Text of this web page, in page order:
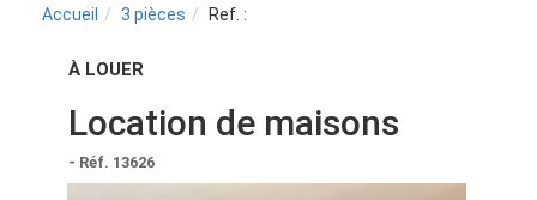
Accueil 3 pièces Ref. :
À LOUER
Location de maisons
- Réf. 13626